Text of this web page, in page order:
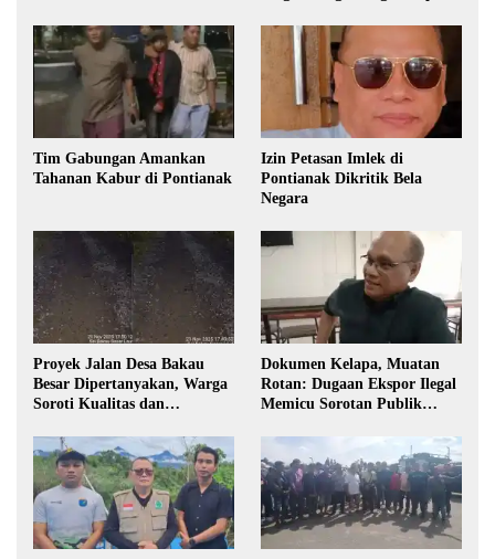
Tim Gabungan Amankan
Tahanan Kabur di Pontianak
Izin Petasan Imlek di
Pontianak Dikritik Bela
Negara
Proyek Jalan Desa Bakau
Besar Dipertanyakan, Warga
Soroti Kualitas dan
Pembangunan
Dokumen Kelapa, Muatan
Rotan: Dugaan Ekspor Ilegal
Memicu Sorotan Publik